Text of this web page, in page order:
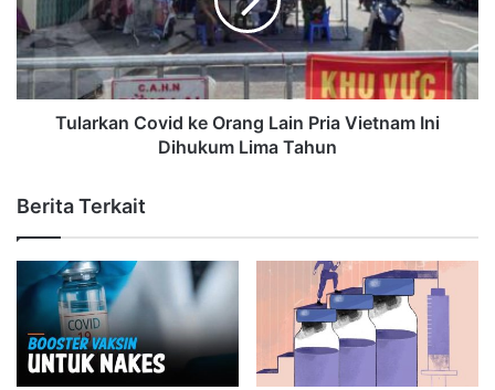
Tularkan Covid ke Orang Lain Pria Vietnam Ini
Dihukum Lima Tahun
Berita Terkait